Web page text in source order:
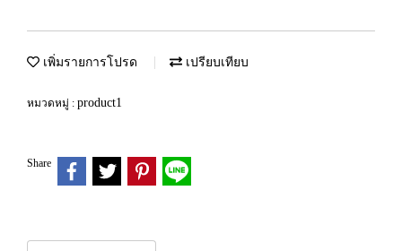
เพิ่มรายการโปรด เปรียบเทียบ
หมวดหมู่ : product1
Share